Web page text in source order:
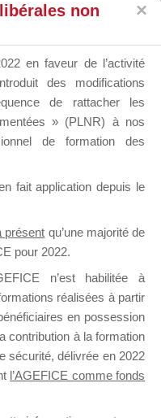
Public
a un jour
de
les Conseillers
non
en faveur de l’activité
des modifications
de rattacher les
» (PLNR) à nos
de formation des
fait application depuis le
présent qu’une majorité de
pour 2022.
n’est habilitée à
réalisées à partir
en possession
contribution à la formation
sécurité, délivrée en 2022
l’AGEFICE comme fonds